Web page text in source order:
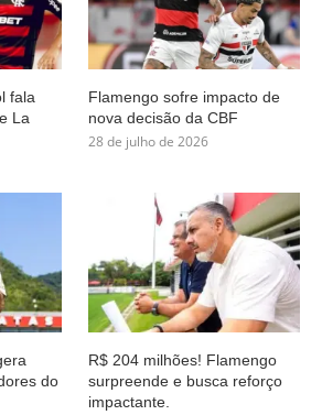
fala
La
Flamengo sofre impacto de
nova decisão da CBF
28 de julho de 2026
do
R$ 204 milhões! Flamengo
surpreende e busca reforço
impactante.